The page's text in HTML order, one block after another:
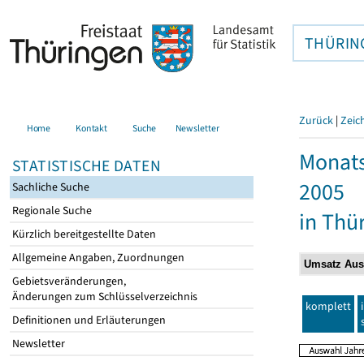
Home Kontakt Suche Newsletter
STATISTISCHE DATEN
Sachliche Suche
Regionale Suche
Kürzlich bereitgestellte Daten
Allgemeine Angaben, Zuordnungen
Gebietsveränderungen,
Änderungen zum Schlüsselverzeichnis
Definitionen und Erläuterungen
Newsletter
Zurück |
2005
in
komplett